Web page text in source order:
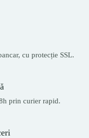
cu protecție SSL.
prin curier rapid.